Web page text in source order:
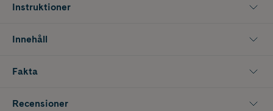
Instruktioner
Innehåll
Fakta
Recensioner